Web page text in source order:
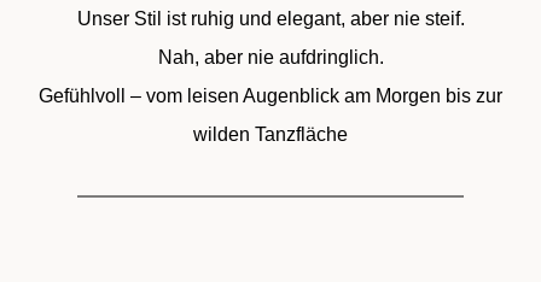
Unser Stil ist ruhig und elegant, aber nie steif.
Nah, aber nie aufdringlich.
Gefühlvoll – vom leisen Augenblick am Morgen bis zur
wilden Tanzfläche